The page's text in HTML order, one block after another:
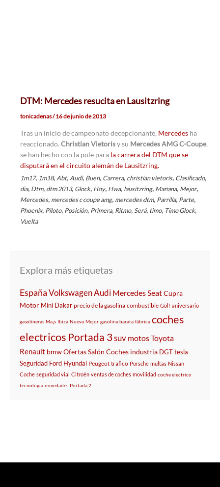
DTM: Mercedes resucita en Lausitzring
tonicadenas/16 de junio de 2013
Tras un inicio de campeonato decepcionante, Mercedesha
reaccionado. Christian Vietorisy su Mercedes AMG C-Coupe,
se han hecho con la pole parala carrera del DTM que se
disputará en el circuito alemán de Lausitzring.
1m17, 1m18, Abt, Audi, Buen, Carrera, christian vietoris, Clasificado,
dia, Dtm, dtm 2013, Glock, Hoy, Hwa, lausitzring, Mañana, Mejor,
Mercedes, mercedes c coupe amg, mercedes dtm, Parrilla, Parte,
Phoenix, Piloto, Posición, Primera, Ritmo, Será, timo, Timo Glock,
Vuelta
Explora más etiquetas
EspañaVolkswagenAudi Mercedes SeatCupra
Motor Mini Dakar precio de la gasolina combustible Golf aniversario
gasolineras Ma¡s Ibiza Nueva Mejor gasolina barata fábrica coches
electricos Portada 3suv motosToyota
Renault bmwOfertasSalón Coches industria DGTtesla
Seguridad Ford Hyundai Peugeot trafico Porsche multas Nissan
Coche seguridad vial Citroën ventas de coches movilidad coche electrico
tecnologia novedades Portada 2